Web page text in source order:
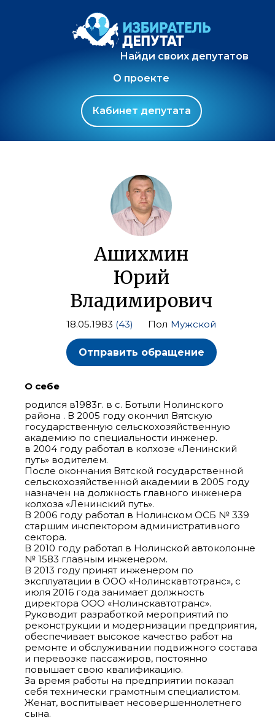
Найди своих депутатов
О проекте
Кабинет депутата
Ашихмин
Юрий
Владимирович
18.05.1983 (43) Пол Мужской
Отправить обращение
О себе
родился в1983г. в с. Ботыли Нолинского
района . В 2005 году окончил Вятскую
государственную сельскохозяйственную
академию по специальности инженер.
в 2004 году работал в колхозе «Ленинский
путь» водителем.
После окончания Вятской государственной
сельскохозяйственной академии в 2005 году
назначен на должность главного инженера
колхоза «Ленинский путь».
В 2006 году работал в Нолинском ОСБ № 339
старшим инспектором административного
сектора.
В 2010 году работал в Нолинской автоколонне
№ 1583 главным инженером.
В 2013 году принят инженером по
эксплуатации в ООО «Нолинскавтотранс», с
июля 2016 года занимает должность
директора ООО «Нолинскавтотранс».
Руководит разработкой мероприятий по
реконструкции и модернизации предприятия,
обеспечивает высокое качество работ на
ремонте и обслуживании подвижного состава
и перевозке пассажиров, постоянно
повышает свою квалификацию.
За время работы на предприятии показал
себя технически грамотным специалистом.
Женат, воспитывает несовершеннолетнего
сына.